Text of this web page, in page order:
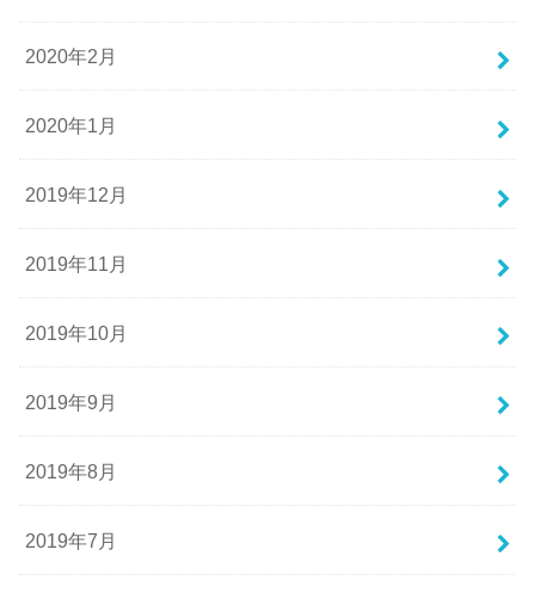
2020年2月
2020年1月
2019年12月
2019年11月
2019年10月
2019年9月
2019年8月
2019年7月